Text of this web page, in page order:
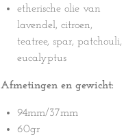
etherische olie van
lavendel, citroen,
teatree, spar, patchouli,
eucalyptus
Afmetingen en gewicht:
94mm/37mm
60gr